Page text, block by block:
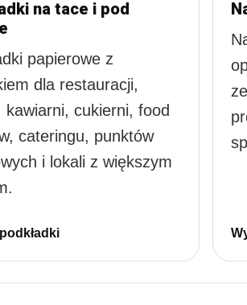
na tace i pod
papierowe z
dla restauracji,
kawiarni, cukierni, food
cateringu, punktów
i lokali z większym